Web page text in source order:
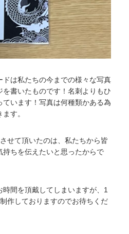
ドは私たちの今までの様々な写真
書いたものです！名刺よりもひ
ています！写真は何種類かある為
す。
せて頂いたのは、私たちから皆
ちを伝えたいと思ったからで
間を頂戴してしまいますが、1
作しておりますのでお待ちくだ